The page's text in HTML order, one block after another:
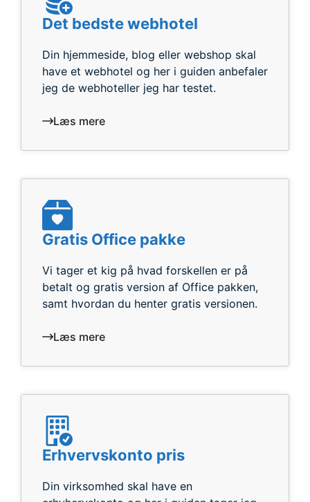
Det bedste webhotel
Din hjemmeside, blog eller webshop skal
have et webhotel og her i guiden anbefaler
jeg de webhoteller jeg har testet.
Læs mere
Gratis Office pakke
Vi tager et kig på hvad forskellen er på
betalt og gratis version af Office pakken,
samt hvordan du henter gratis versionen.
Læs mere
Erhvervskonto pris
Din virksomhed skal have en